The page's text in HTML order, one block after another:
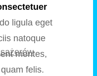
ligula eget
natoque
montes,
felis.